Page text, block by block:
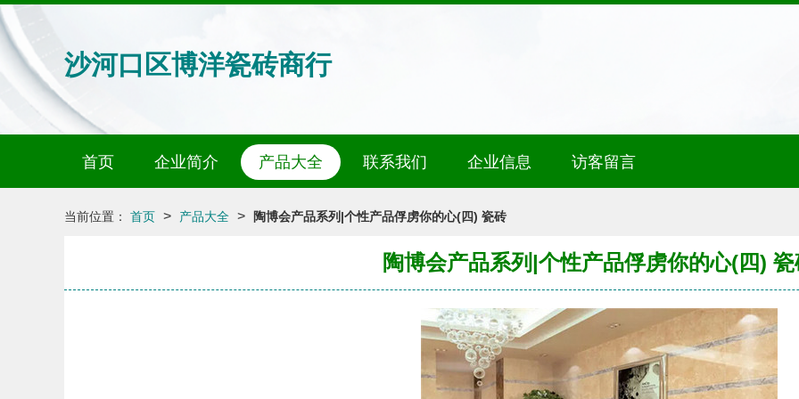
沙河口区博洋瓷砖商行
首页 企业简介 产品大全 联系我们 企业信息 访客留言
当前位置： 首页 > 产品大全 > 陶博会产品系列|个性产品俘虏你的心(四) 瓷砖
陶博会产品系列|个性产品俘虏你的心(四)